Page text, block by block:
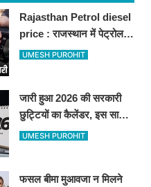
Rajasthan Petrol diesel
price : राजस्थान में पेट्रोल-
डीजल की कीमतें जारी, जानिए
UMESH PUROHIT
जारी हुआ 2026 की सरकारी
छुट्टियों का कैलेंडर, इस साल
कई बार मिलेगा लगातार
UMESH PUROHIT
फसल बीमा मुआवजा न मिलने